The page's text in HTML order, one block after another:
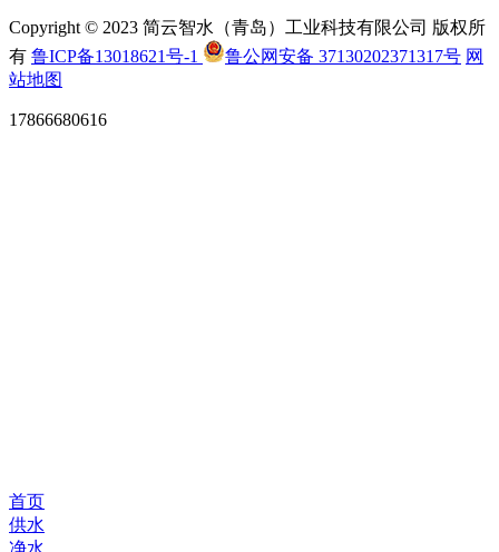
Copyright © 2023 简云智水（青岛）工业科技有限公司 版权所
有 鲁ICP备13018621号-1 鲁公网安备 37130202371317号 网
站地图
17866680616
首页
供水
净水